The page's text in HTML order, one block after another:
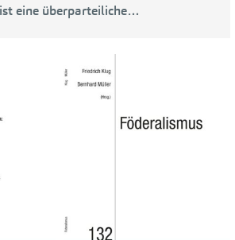
eine überparteiliche…